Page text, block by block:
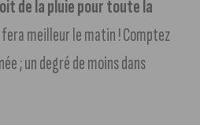
de la pluie pour toute la
meilleur le matin ! Comptez
; un degré de moins dans